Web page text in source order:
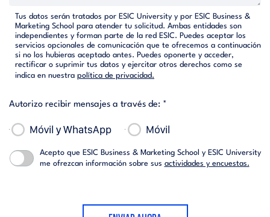
Tus datos serán tratados por ESIC University y por ESIC Business &
Marketing School para atender tu solicitud. Ambas entidades son
independientes y forman parte de la red ESIC. Puedes aceptar los
servicios opcionales de comunicación que te ofrecemos a continuación
si no los hubieras aceptado antes. Puedes oponerte y acceder,
rectificar o suprimir tus datos y ejercitar otros derechos como se
indica en nuestra política de privacidad.
Autorizo recibir mensajes a través de: *
Móvil y WhatsApp Móvil
Acepto que ESIC Business & Marketing School y ESIC University
me ofrezcan información sobre sus actividades y encuestas.